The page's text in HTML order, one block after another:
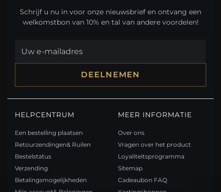
Schrijf u nu in voor onze nieuwsbrief en ontvang een
welkomstbon van 10% en tal van andere voordelen!
DEELNEMEN
HELPCENTRUM
Een bestelling plaatsen
Retourzendingen& Ruilen
Bestelstatus
Verzending
Betalingsmogelijkheden
MEER INFORMATIE
Over ons
Vragen over het product
Loyaliteitsprogramma
Sitemap
Cadeaubon FAQ